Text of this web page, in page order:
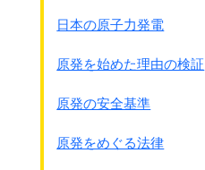
日本の原子力発電
原発を始めた理由の検証
原発の安全基準
原発をめぐる法律